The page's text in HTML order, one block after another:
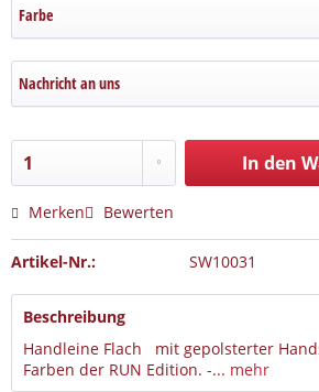
Farbe
Nachricht an uns
In den
Merken Bewerten
Artikel-Nr.: SW10031
Beschreibung
Handleine Flach mit gepolsterter
Farben der RUN Edition. -... mehr